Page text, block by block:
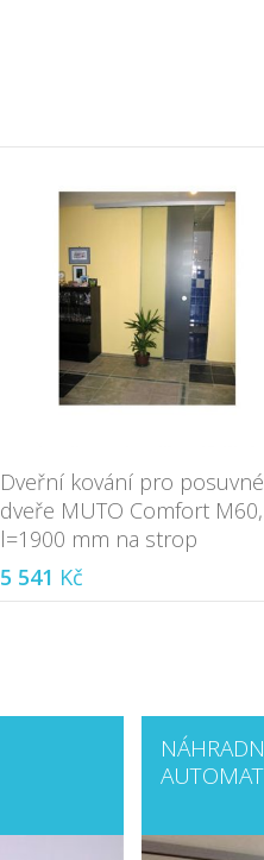
Dveřní kování pro posuvné
dveře MUTO Comfort M60,
l=1900 mm na strop
5 541 Kč